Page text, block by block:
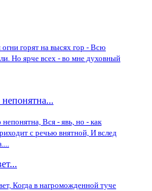
горят на высях гор - Всю
Но ярче всех - во мне духовный
непонятна, Вся - явь, но - как
с речью внятной, И вслед
Когда в нагроможденной туче